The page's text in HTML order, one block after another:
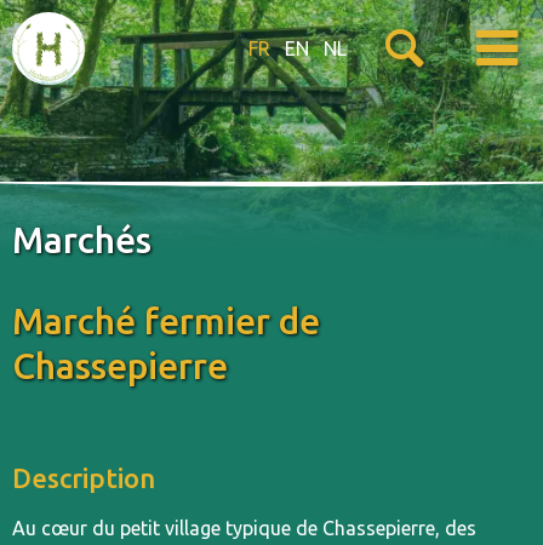
FR EN NL
Marchés
Marché fermier de
Chassepierre
Description
Au cœur du petit village typique de Chassepierre, des